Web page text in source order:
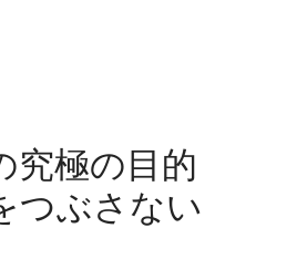
究極の目的
つぶさない